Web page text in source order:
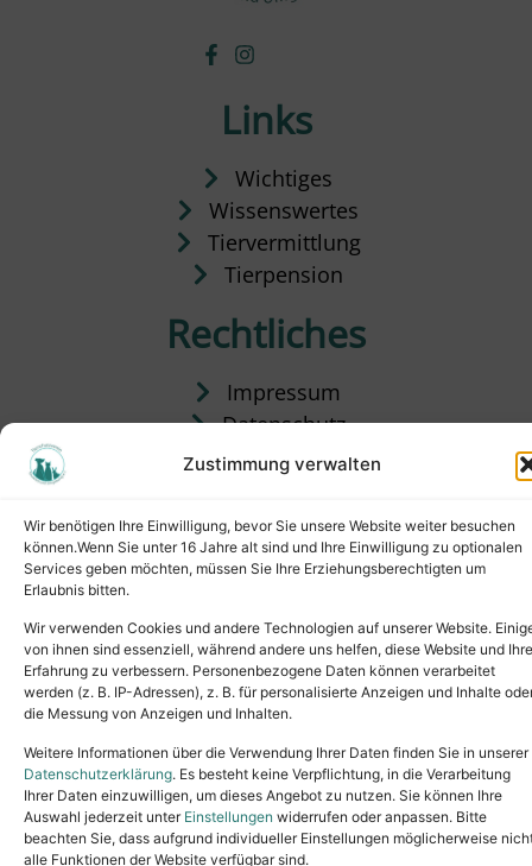
Zustimmung verwalten
Wir benötigen Ihre Einwilligung, bevor Sie unsere Website weiter besuchen
können.Wenn Sie unter 16 Jahre alt sind und Ihre Einwilligung zu optionalen
Services geben möchten, müssen Sie Ihre Erziehungsberechtigten um
Erlaubnis bitten.
Wir verwenden Cookies und andere Technologien auf unserer Website.
von ihnen sind essenziell, während andere uns helfen, diese Website und Ihre
Erfahrung zu verbessern. Personenbezogene Daten können verarbeitet
werden (z. B. IP-Adressen), z. B. für personalisierte Anzeigen und Inhalte
die Messung von Anzeigen und Inhalten.
Weitere Informationen über die Verwendung Ihrer Daten finden Sie in unserer
Datenschutzerklärung. Es besteht keine Verpflichtung, in die Verarbeitung
Ihrer Daten einzuwilligen, um dieses Angebot zu nutzen. Sie können Ihre
Auswahl jederzeit unter Einstellungen widerrufen oder anpassen. Bitte
beachten Sie, dass aufgrund individueller Einstellungen möglicherweise
alle Funktionen der Website verfügbar sind.
Links
Wichtiges
Wissenswertes
Tiervermittlung
Tierpension
Rechtliches
Impressum
Datenschutz
Satzung
Copyright © 2024. All rights reserved.
Tel.: (02631) 55356buero@tierheim-neuwied.de
Ludwigshof 1, 56567 Neuwied